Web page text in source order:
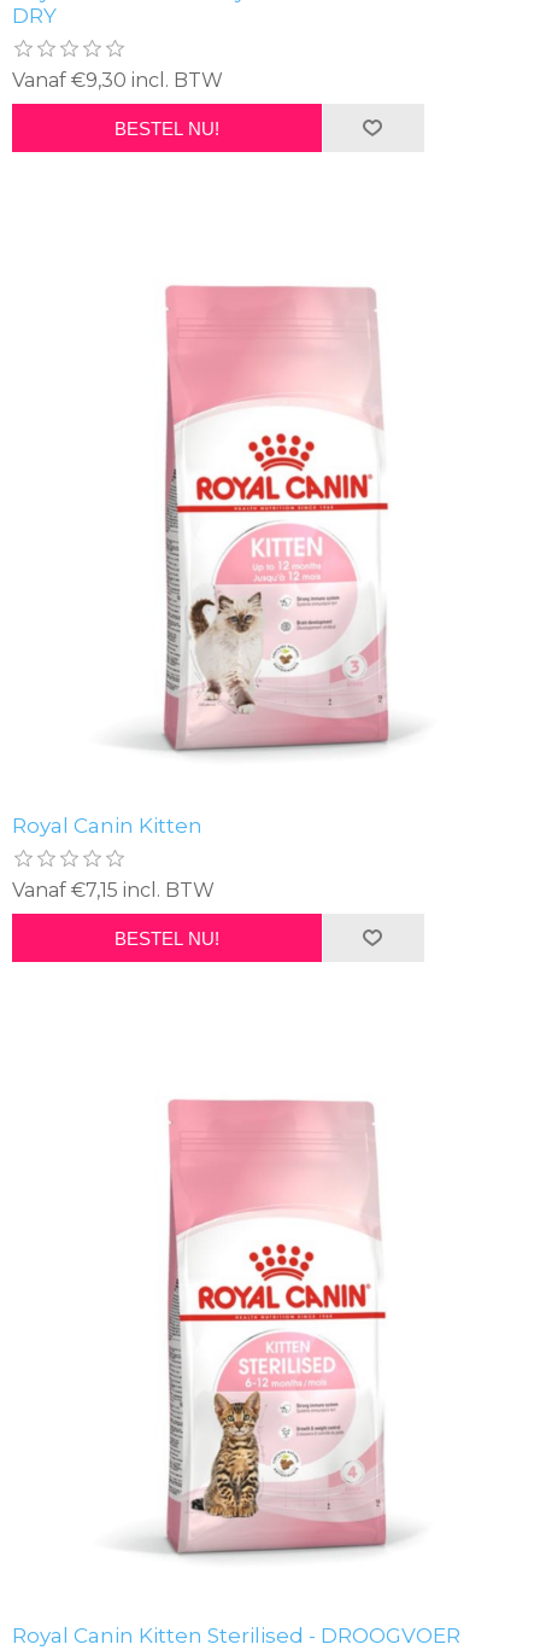
DRY
Vanaf €9,30 incl. BTW
BESTEL NU!
Royal Canin Kitten
Vanaf €7,15 incl. BTW
BESTEL NU!
Royal Canin Kitten Sterilised - DROOGVOER